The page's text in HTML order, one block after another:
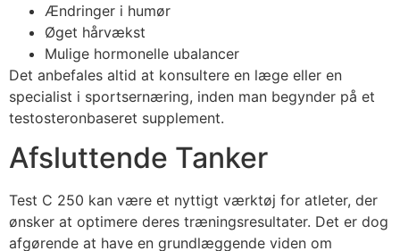
Ændringer i humør
Øget hårvækst
Mulige hormonelle ubalancer
Det anbefales altid at konsultere en læge eller en
specialist i sportsernæring, inden man begynder på et
testosteronbaseret supplement.
Afsluttende Tanker
Test C 250 kan være et nyttigt værktøj for atleter, der
ønsker at optimere deres træningsresultater. Det er dog
afgørende at have en grundlæggende viden om